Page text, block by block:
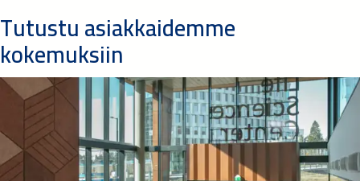
Tutustu asiakkaidemme
kokemuksiin